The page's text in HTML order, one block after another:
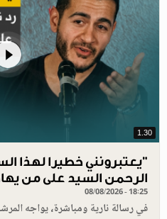
1.30
"يعتبرونني خطيرا لهذا
الرحمن السيد على من
08/08/2026 - 18:25
في رسالة نارية ومباشرة، يواجه